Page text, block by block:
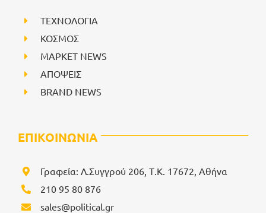
ΤΕΧΝΟΛΟΓΙΑ
ΚΟΣΜΟΣ
ΜΑΡΚΕΤ NEWS
ΑΠΟΨΕΙΣ
BRAND NEWS
ΕΠΙΚΟΙΝΩΝΙΑ
Γραφεία: Λ.Συγγρού 206, Τ.Κ. 17672, Αθήνα
210 95 80 876
sales@political.gr